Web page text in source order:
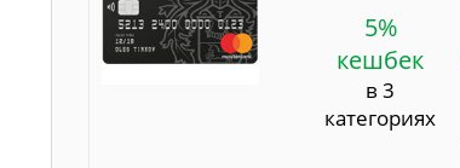
5%
кешбек
в 3
категориях